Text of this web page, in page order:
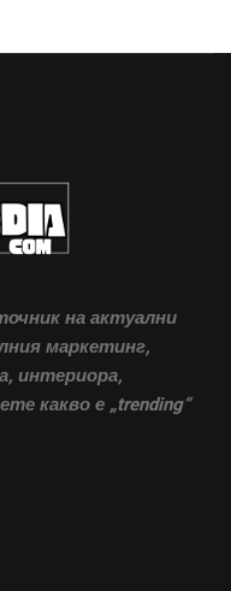
на актуални
маркетинг,
интериора,
какво е „trending“